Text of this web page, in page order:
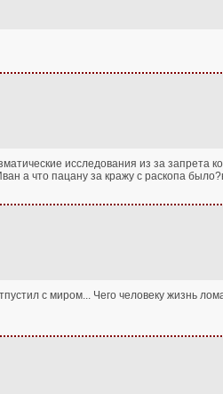
исследования из за запрета
а что пацану за кражу с раскопа
с миром... Чего человеку жизнь